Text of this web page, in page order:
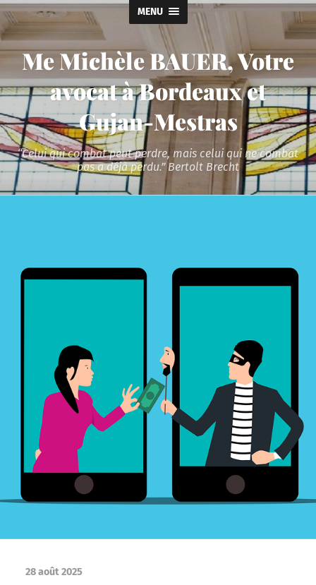
MENU
Me Michèle BAUER, Votre
avocat à Bordeaux et
Gujan-Mestras
“Celui qui combat peut perdre, mais celui qui ne combat
pas a déjà perdu.” Bertolt Brecht
28 août 2025